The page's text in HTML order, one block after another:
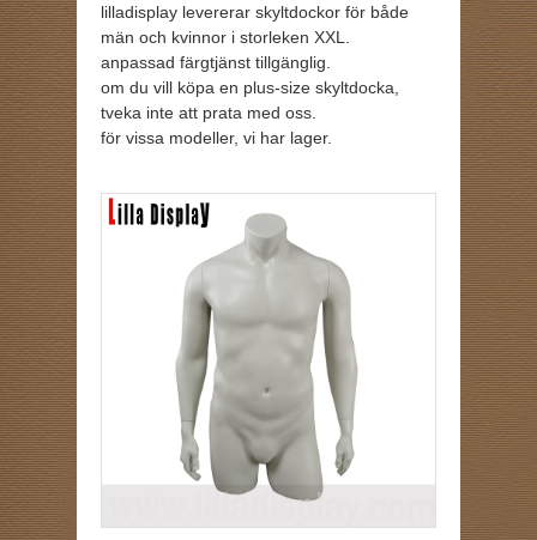
lilladisplay levererar skyltdockor för både
män och kvinnor i storleken XXL.
anpassad färgtjänst tillgänglig.
om du vill köpa en plus-size skyltdocka,
tveka inte att prata med oss.
för vissa modeller, vi har lager.